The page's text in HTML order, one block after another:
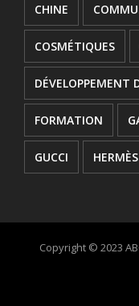
CHINE
COSMÉTIQUES
DÉVELOPPEMENT
FORMATION
GUCCI HERMÈS
Copyright © 2023